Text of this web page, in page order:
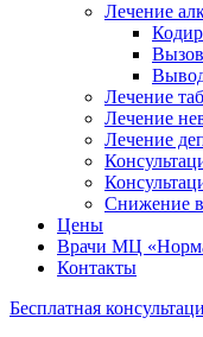
Лечение
Лечение
Лечение
Лечение
Снижение
Цены
Врачи МЦ
Контакты
Бесплатная